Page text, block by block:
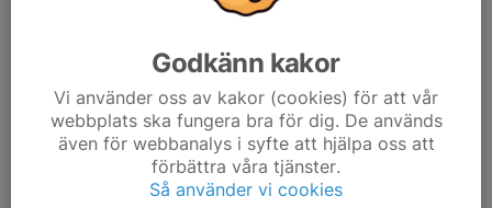
0 kommentarer
All info och kartor för egen utskrift finns på Eventor:
Månadens bana augusti
Månadens bana juli sitter ute en vecka in i augusti också.
Godkänn kakor
Vi använder oss av kakor (cookies) för att vår
webbplats ska fungera bra för dig. De används
även för webbanalys i syfte att hjälpa oss att
förbättra våra tjänster.
Så använder vi cookies